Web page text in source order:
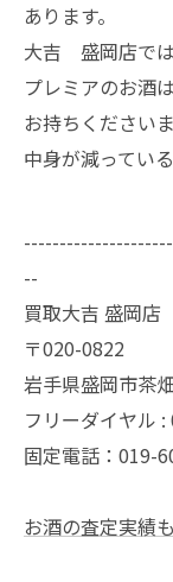
あります。
大吉 盛岡店では
プレミアのお酒
お持ちください
中身が減ってい
--
買取大吉 盛岡店
〒020-0822
岩手県盛岡市茶
フリーダイヤル
固定電話：019-
お酒の査定実績